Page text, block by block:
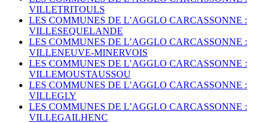
VILLETRITOULS
LES COMMUNES DE L’AGGLO CARCASSONNE :
VILLESEQUELANDE
LES COMMUNES DE L’AGGLO CARCASSONNE :
VILLENEUVE-MINERVOIS
LES COMMUNES DE L’AGGLO CARCASSONNE :
VILLEMOUSTAUSSOU
LES COMMUNES DE L’AGGLO CARCASSONNE :
VILLEGLY
LES COMMUNES DE L’AGGLO CARCASSONNE :
VILLEGAILHENC